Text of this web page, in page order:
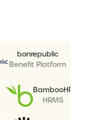
bonrepublic
Platform